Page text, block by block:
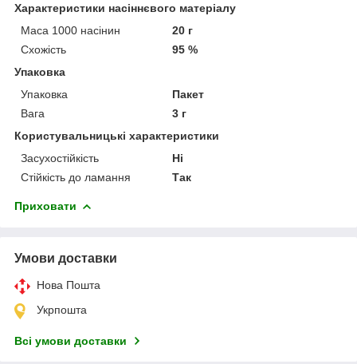
Характеристики насіннєвого матеріалу
Маса 1000 насінин
20 г
Схожість
95 %
Упаковка
Упаковка
Пакет
Вага
3 г
Користувальницькі характеристики
Засухостійкість
Ні
Стійкість до ламання
Так
Приховати
Умови доставки
Нова Пошта
Укрпошта
Всі умови доставки